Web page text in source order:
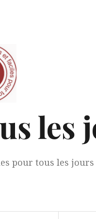
les
pour tous les jours